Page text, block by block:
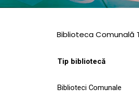
COLECȚII
CULTURALE
NOUTĂȚI
Biblioteca Comunală
Tip bibliotecă
Biblioteci Comunale